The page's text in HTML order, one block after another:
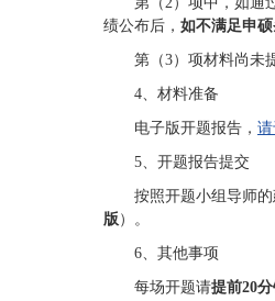
绩公布后， 如不满足申
第（3）项材料尚未
4、材料准备
电子版开题报告， 请
5、开题报告提交
按照开题小组导师
版 ）。
6、其他事项
每场开题请提前20